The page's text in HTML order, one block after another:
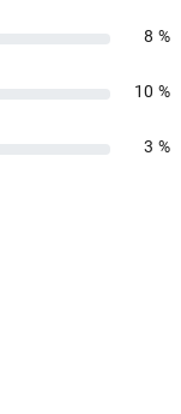
8 %
10 %
3 %